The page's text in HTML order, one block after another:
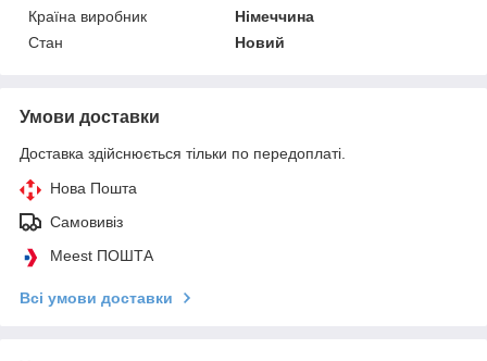
Країна виробник
Німеччина
Стан
Новий
Умови доставки
Доставка здійснюється тільки по передоплаті.
Нова Пошта
Самовивіз
Meest ПОШТА
Всі умови доставки